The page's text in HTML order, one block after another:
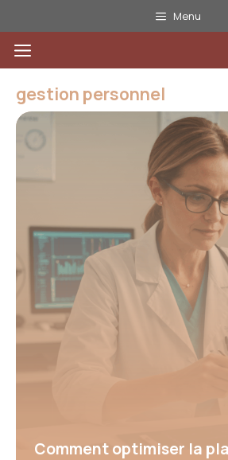
au
contenu
Menu
Menu
gestion personnel
Comment optimiser la